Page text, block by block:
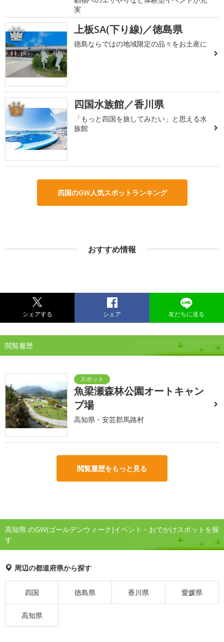
実
2 上板SA(下り線)／徳島県
徳島ならではの地域限定の品々をお土産に
3 四国水族館／香川県
「もっと四国を旅してみたい」と思える水
族館
四国のGW人気スポットランキング
おすすめ情報
シェアする シェア 友だちに送る
閲覧履歴
魚梁瀬森林公園オートキャン
プ場
高知県・安芸郡馬路村
閲覧履歴をもっと見る
高知県 のGW(ゴールデンウィーク)イベント・おでかけスポットを探
す
周辺の都道府県から探す
四国 徳島県 香川県 愛媛県
高知県